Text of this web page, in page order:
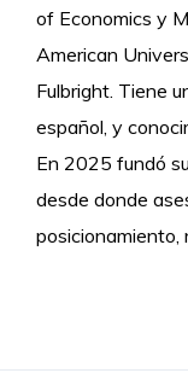
of Economics y
American
Fulbright. Tiene
español, y
En 2025 fundó
desde donde
posicionamiento,